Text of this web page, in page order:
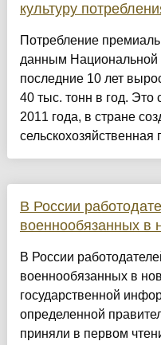
культуру
Потребление
данным Национальной
последние 10 лет
40 тыс. тонн в год. Это
2011 года, в стране
сельскохозяйственная
В России
военнообязанных в
В России
военнообязанных в
государственной
определенной
приняли в первом